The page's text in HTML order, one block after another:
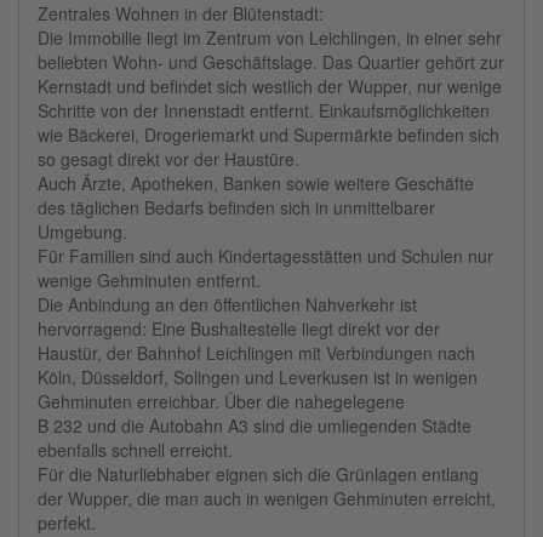
Zentrales Wohnen in der Blütenstadt:
Die Immobilie liegt im Zentrum von Leichlingen, in einer sehr
beliebten Wohn- und Geschäftslage. Das Quartier gehört zur
Kernstadt und befindet sich westlich der Wupper, nur wenige
Schritte von der Innenstadt entfernt. Einkaufsmöglichkeiten
wie Bäckerei, Drogeriemarkt und Supermärkte befinden sich
so gesagt direkt vor der Haustüre.
Auch Ärzte, Apotheken, Banken sowie weitere Geschäfte
des täglichen Bedarfs befinden sich in unmittelbarer
Umgebung.
Für Familien sind auch Kindertagesstätten und Schulen nur
wenige Gehminuten entfernt.
Die Anbindung an den öffentlichen Nahverkehr ist
hervorragend: Eine Bushaltestelle liegt direkt vor der
Haustür, der Bahnhof Leichlingen mit Verbindungen nach
Köln, Düsseldorf, Solingen und Leverkusen ist in wenigen
Gehminuten erreichbar. Über die nahegelegene
B 232 und die Autobahn A3 sind die umliegenden Städte
ebenfalls schnell erreicht.
Für die Naturliebhaber eignen sich die Grünlagen entlang
der Wupper, die man auch in wenigen Gehminuten erreicht,
perfekt.